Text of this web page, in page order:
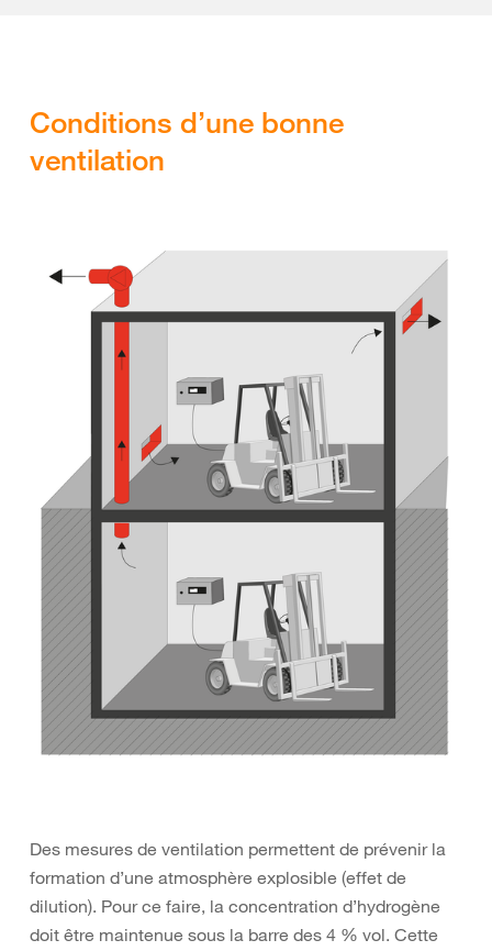
Conditions d’une bonne
ventilation
Des mesures de ventilation permettent de prévenir la
formation d’une atmosphère explosible (effet de
dilution). Pour ce faire, la concentration d’hydrogène
doit être maintenue sous la barre des 4 % vol. Cette